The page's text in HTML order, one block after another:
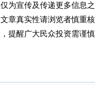
为宣传及传递更多信息
章真实性请浏览者慎重
提醒广大民众投资需谨慎